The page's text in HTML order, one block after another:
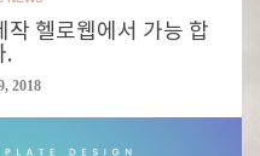
작 헬로웹에서 가능 합
.
2018